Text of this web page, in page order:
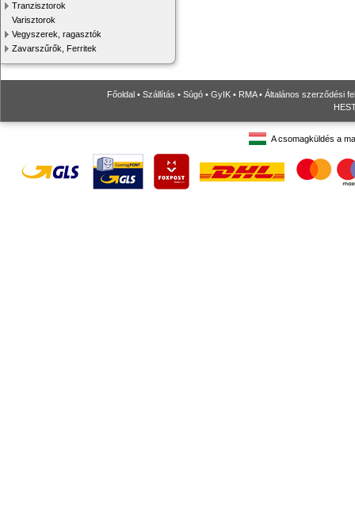
Tranzisztorok
Varisztorok
Vegyszerek, ragasztók
Zavarszűrők, Ferritek
Főoldal • Szállítás • Súgó • GyIK • RMA• Általános szerződési
A csomagküldés a